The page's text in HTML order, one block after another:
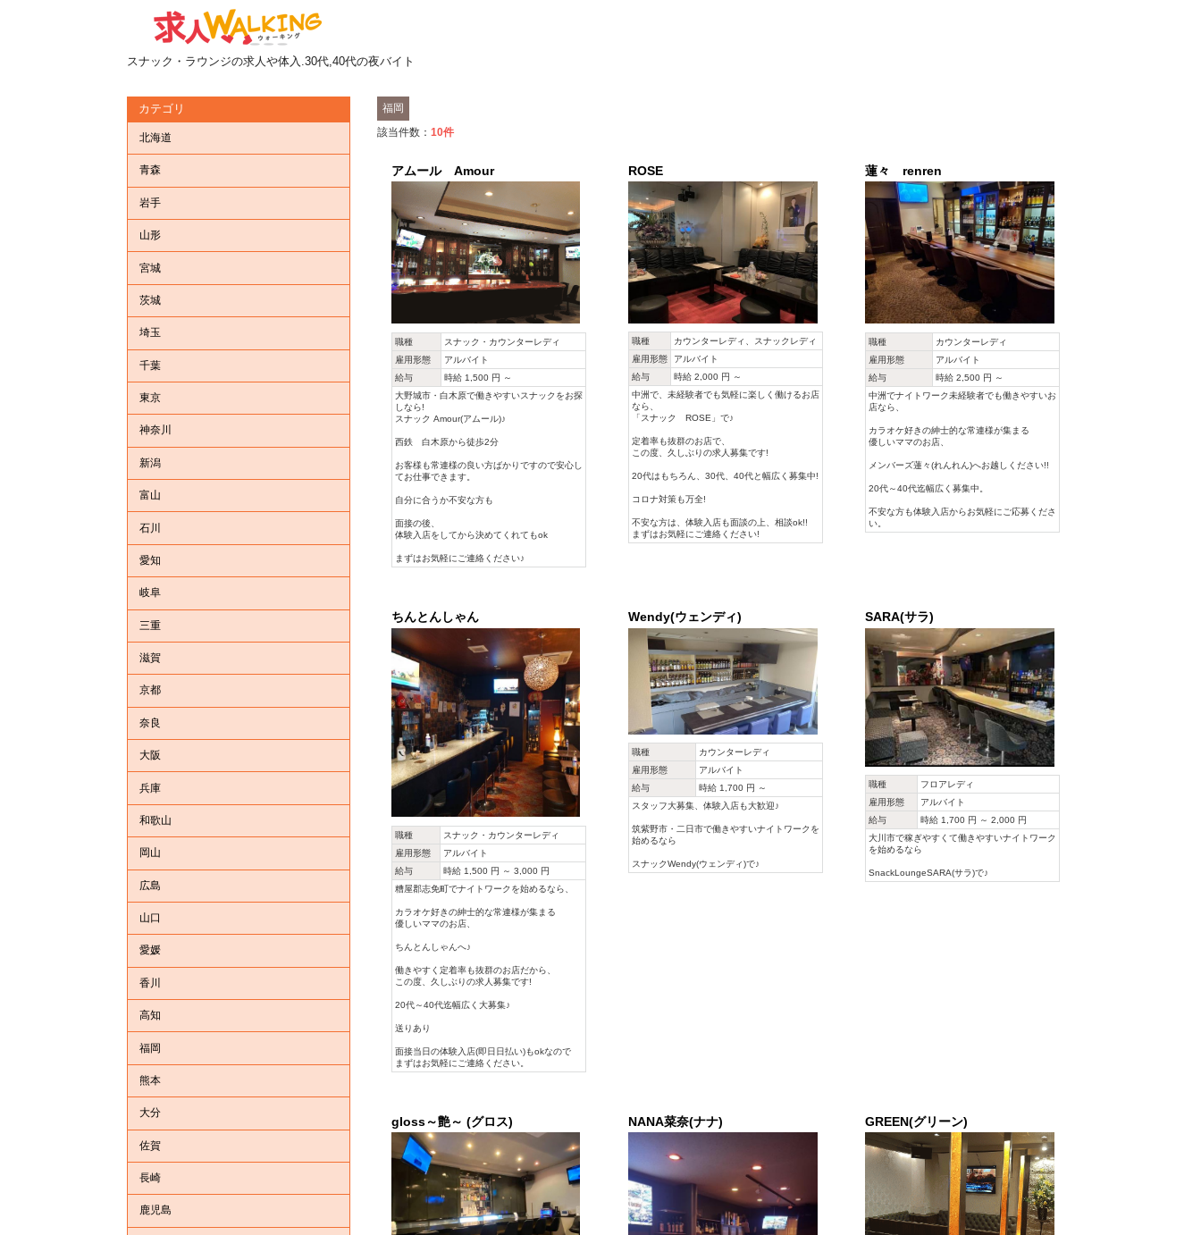
スナック・ラウンジの求人や体入.30代,40代の夜バイト
福岡
該当件数： 10件
アムール Amour
職種
スナック・カウンターレディ
雇用形態
アルバイト
給与
時給 1,500 円 ～
大野城市・白木原で働きやすいスナックをお探
しなら!
スナック Amour(アムール)♪
西鉄 白木原から徒歩2分
お客様も常連様の良い方ばかりですので安心し
てお仕事できます。
自分に合うか不安な方も
面接の後、
体験入店をしてから決めてくれてもok
まずはお気軽にご連絡ください♪
ROSE
職種
カウンターレディ、スナックレディ
雇用形態
アルバイト
給与
時給 2,000 円 ～
中洲で、未経験者でも気軽に楽しく働けるお店
なら、
「スナック ROSE」で♪
定着率も抜群のお店で、
この度、久しぶりの求人募集です!
20代はもちろん、30代、40代と幅広く募集中!
コロナ対策も万全!
不安な方は、体験入店も面談の上、相談ok!!
まずはお気軽にご連絡ください!
蓮々 renren
職種
カウンターレディ
雇用形態
アルバイト
給与
時給 2,500 円 ～
中洲でナイトワーク未経験者でも働きやすいお
店なら、
カラオケ好きの紳士的な常連様が集まる
優しいママのお店、
メンバーズ蓮々(れんれん)へお越しください!!
20代～40代迄幅広く募集中。
不安な方も体験入店からお気軽にご応募くださ
い。
ちんとんしゃん
職種
スナック・カウンターレディ
雇用形態
アルバイト
給与
時給 1,500 円 ～ 3,000 円
糟屋郡志免町でナイトワークを始めるなら、
カラオケ好きの紳士的な常連様が集まる
優しいママのお店、
ちんとんしゃんへ♪
働きやすく定着率も抜群のお店だから、
この度、久しぶりの求人募集です!
20代～40代迄幅広く大募集♪
送りあり
面接当日の体験入店(即日日払い)もokなので
まずはお気軽にご連絡ください。
Wendy(ウェンディ)
職種
カウンターレディ
雇用形態
アルバイト
給与
時給 1,700 円 ～
スタッフ大募集、体験入店も大歓迎♪
筑紫野市・二日市で働きやすいナイトワークを
始めるなら
スナックWendy(ウェンディ)で♪
SARA(サラ)
職種
フロアレディ
雇用形態
アルバイト
給与
時給 1,700 円 ～ 2,000 円
大川市で稼ぎやすくて働きやすいナイトワーク
を始めるなら
SnackLoungeSARA(サラ)で♪
gloss～艶～ (グロス) NANA菜奈(ナナ) GREEN(グリーン)
カテゴリ
北海道
青森
岩手
山形
宮城
茨城
埼玉
千葉
東京
神奈川
新潟
富山
石川
愛知
岐阜
三重
滋賀
京都
奈良
大阪
兵庫
和歌山
岡山
広島
山口
愛媛
香川
高知
福岡
熊本
大分
佐賀
長崎
鹿児島